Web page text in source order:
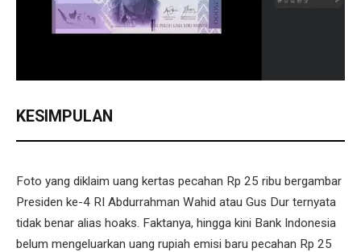
KESIMPULAN
Foto yang diklaim uang kertas pecahan Rp 25 ribu bergambar
Presiden ke-4 RI Abdurrahman Wahid atau Gus Dur ternyata
tidak benar alias hoaks. Faktanya, hingga kini Bank Indonesia
belum mengeluarkan uang rupiah emisi baru pecahan Rp 25